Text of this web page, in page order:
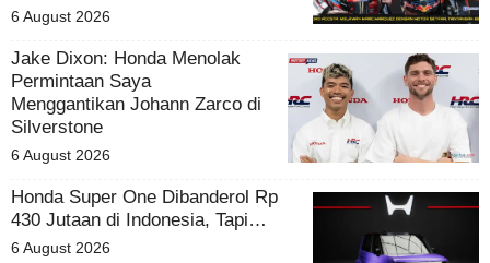
6 August 2026
Jake Dixon: Honda Menolak
Permintaan Saya
Menggantikan Johann Zarco di
Silverstone
6 August 2026
Honda Super One Dibanderol Rp
430 Jutaan di Indonesia, Tapi…
6 August 2026